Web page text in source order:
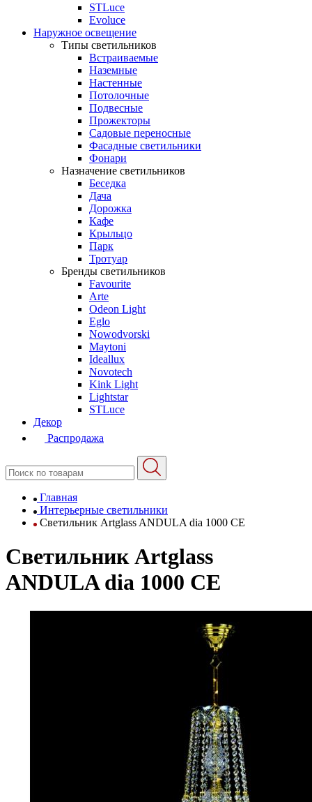
STLuce
Evoluce
Наружное освещение
Типы светильников
Встраиваемые
Наземные
Настенные
Потолочные
Подвесные
Прожекторы
Садовые переносные
Фасадные светильники
Фонари
Назначение светильников
Беседка
Дача
Дорожка
Кафе
Крыльцо
Парк
Тротуар
Бренды светильников
Favourite
Arte
Odeon Light
Eglo
Nowodvorski
Maytoni
Ideallux
Novotech
Kink Light
Lightstar
STLuce
Декор
Распродажа
Главная
Интерьерные светильники
Светильник Artglass ANDULA dia 1000 CE
Светильник Artglass
ANDULA dia 1000 CE